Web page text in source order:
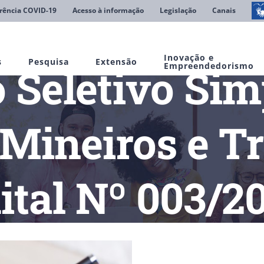
COVID-19 Acesso à informação Legislação Canais
Pesquisa Extensão Inovação e
Empreendedorismo
Seletivo
e
Nº 003/